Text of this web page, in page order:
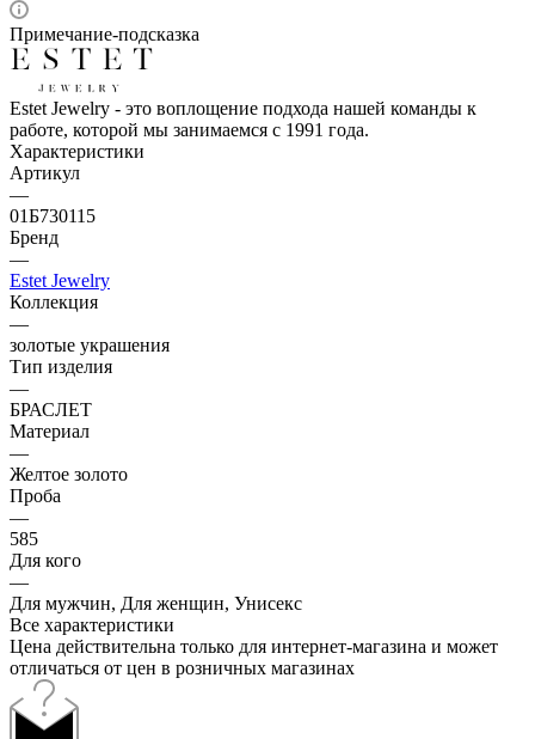
Примечание-подсказка
Estet Jewelry - это воплощение подхода нашей команды к
работе, которой мы занимаемся с 1991 года.
Характеристики
Артикул
—
01Б730115
Бренд
—
Estet Jewelry
Коллекция
—
золотые украшения
Тип изделия
—
БРАСЛЕТ
Материал
—
Желтое золото
Проба
—
585
Для кого
—
Для мужчин, Для женщин, Унисекс
Все характеристики
Цена действительна только для интернет-магазина и может
отличаться от цен в розничных магазинах